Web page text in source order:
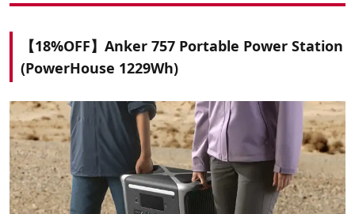
【18%OFF】Anker 757 Portable Power Station
(PowerHouse 1229Wh)